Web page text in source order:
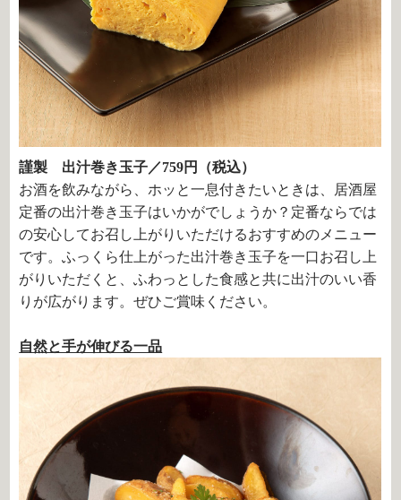
謹製 出汁巻き玉子／759円（税込）
お酒を飲みながら、ホッと一息付きたいときは、居酒屋
定番の出汁巻き玉子はいかがでしょうか？定番ならでは
の安心してお召し上がりいただけるおすすめのメニュー
です。ふっくら仕上がった出汁巻き玉子を一口お召し上
がりいただくと、ふわっとした食感と共に出汁のいい香
りが広がります。ぜひご賞味ください。
自然と手が伸びる一品